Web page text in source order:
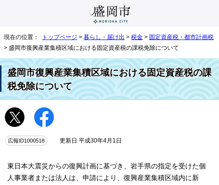
現在の位置： トップページ > 暮らし・届け出 > 税金 > 固定資産税・都市計画税
> 盛岡市復興産業集積区域における固定資産税の課税免除について
盛岡市復興産業集積区域における固定資産税の課
税免除について
広報ID1000518 更新日 平成30年4月1日
東日本大震災からの復興計画に基づき、岩手県の指定を受けた個
人事業者または法人は、申請により、復興産業集積区域内に新